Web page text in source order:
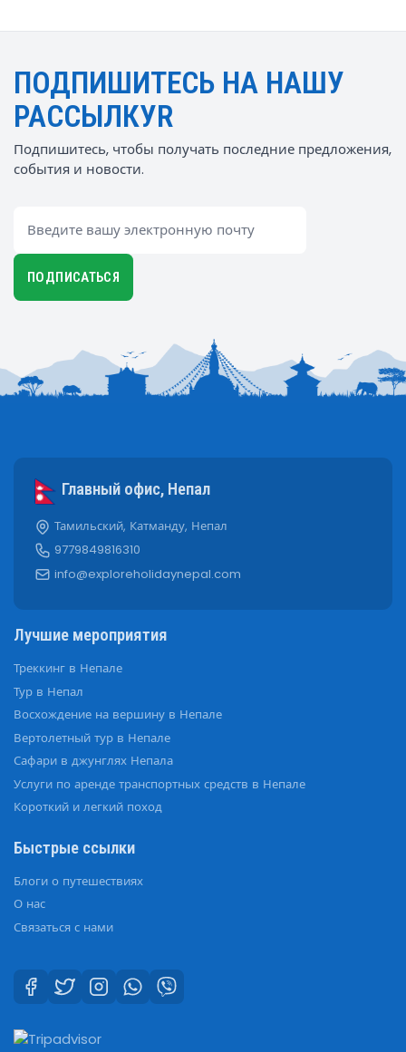
ПОДПИШИТЕСЬ НА НАШУ
РАССЫЛКУR
Подпишитесь, чтобы получать последние предложения,
события и новости.
ПОДПИСАТЬСЯ
Главный офис, Непал
Тамильский, Катманду, Непал
9779849816310
info@exploreholidaynepal.com
Лучшие мероприятия
Треккинг в Непале
Тур в Непал
Восхождение на вершину в Непале
Вертолетный тур в Непале
Сафари в джунглях Непала
Услуги по аренде транспортных средств в Непале
Короткий и легкий поход
Быстрые ссылки
Блоги о путешествиях
О нас
Связаться с нами